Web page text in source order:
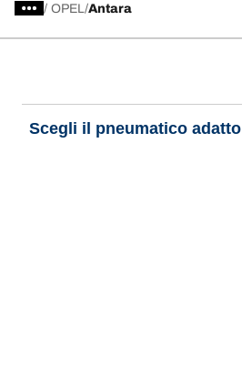
/ OPEL Antara
Scegli il pneumatico adatto